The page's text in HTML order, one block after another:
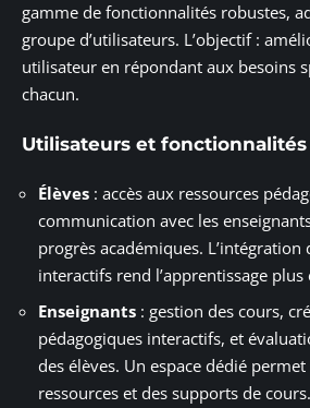
gamme de fonctionnalités robustes,
groupe d’utilisateurs. L’objectif :
utilisateur en répondant aux besoins
chacun.
Utilisateurs et
Élèves : accès aux ressources
communication avec les
progrès académiques. L’intégration
interactifs rend l’apprentissage plus
Enseignants : gestion des cours,
pédagogiques interactifs, et
des élèves. Un espace dédié
ressources et des supports de cours.